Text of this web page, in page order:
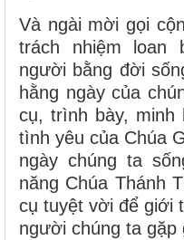
Và ngài mời gọi
trách nhiệm loan
người bằng đời
hằng ngày của
cụ, trình bày,
tình yêu của Chúa
ngày chúng ta
năng Chúa Thánh
cụ tuyệt vời để giới
người chúng ta gặp